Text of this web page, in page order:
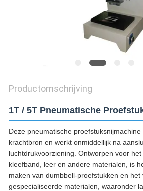
Productomschrijving
1T / 5T Pneumatische
Deze pneumatische
krachtbron en werkt onmiddellijk na
luchtdrukvoorziening. Ontworpen voor
kleefband, leer en andere materialen, is
maken van dumbbell-proefstukken en het
gespecialiseerde materialen, waaronder